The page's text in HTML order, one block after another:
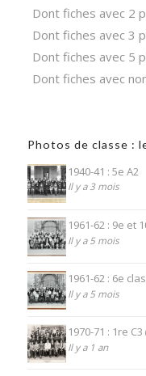
Dont fiches avec 2
Dont fiches avec 3
Dont fiches avec 5
Dont fiches avec
Photos de classe :
1940-41 : 5e A2
Il y a 3 mois
1961-62 : 9e et
Il y a 5 mois
1961-62 : 6e
Il y a 5 mois
1970-71 : 1re C3
Il y a 1 an